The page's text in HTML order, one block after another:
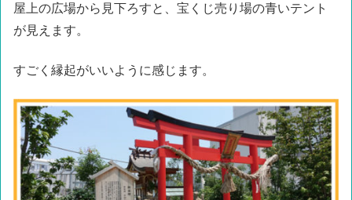
屋上の広場から見下ろすと、宝くじ売り場の青いテント
が見えます。
すごく縁起がいいように感じます。